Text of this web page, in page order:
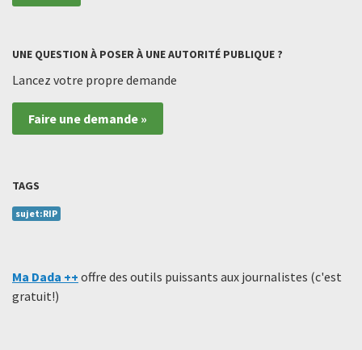
UNE QUESTION À POSER À UNE AUTORITÉ PUBLIQUE ?
Lancez votre propre demande
Faire une demande »
TAGS
sujet:RIP
Ma Dada ++ offre des outils puissants aux journalistes (c'est
gratuit!)